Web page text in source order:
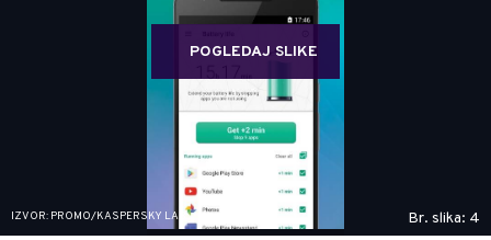
POGLEDAJ SLIKE
IZVOR: PROMO/KASPERSKY LAB Br. slika: 4